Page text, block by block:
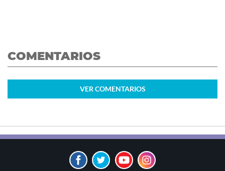
COMENTARIOS
VER COMENTARIOS